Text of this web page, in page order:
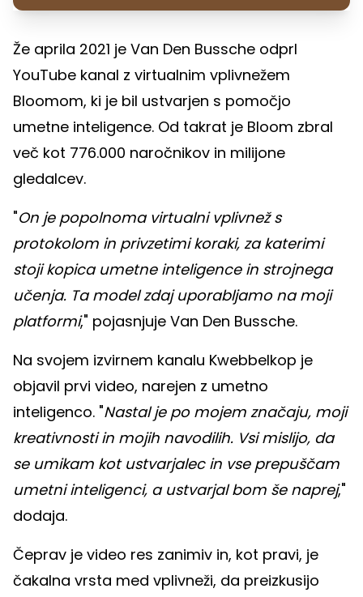
Že aprila 2021 je Van Den Bussche odprl
YouTube kanal z virtualnim vplivnežem
Bloomom, ki je bil ustvarjen s pomočjo
umetne inteligence. Od takrat je Bloom zbral
več kot 776.000 naročnikov in milijone
gledalcev.
"On je popolnoma virtualni vplivnež s
protokolom in privzetimi koraki, za katerimi
stoji kopica umetne inteligence in strojnega
učenja. Ta model zdaj uporabljamo na moji
platformi," pojasnjuje Van Den Bussche.
Na svojem izvirnem kanalu Kwebbelkop je
objavil prvi video, narejen z umetno
inteligenco. "Nastal je po mojem značaju, moji
kreativnosti in mojih navodilih. Vsi mislijo, da
se umikam kot ustvarjalec in vse prepuščam
umetni inteligenci, a ustvarjal bom še naprej,"
dodaja.
Čeprav je video res zanimiv in, kot pravi, je
čakalna vrsta med vplivneži, da preizkusijo